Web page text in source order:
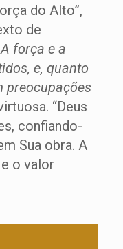
do Alto”,
de
A força e a
e, quanto
preocupações
“Deus
confiando-
Sua obra. A
o valor